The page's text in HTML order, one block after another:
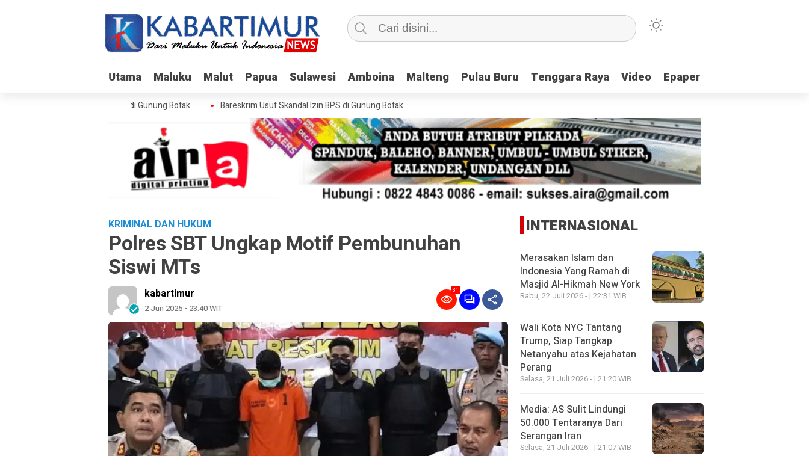
Utama Maluku Malut Papua Sulawesi Amboina Malteng Pulau Buru Tenggara Raya Video Epaper
Utama Maluku Malut Papua Sulawesi Amboina Malteng Pulau Buru Tenggara Raya Video Epaper
Usut Skandal Izin BPS di Gunung Botak Bareskrim Usut Skandal Izin BPS di Gunung Botak
KRIMINAL DAN HUKUM
Polres SBT Ungkap Motif Pembunuhan
Siswi MTs
kabartimur
2 Jun 2025 - 23:40 WIT
31
INTERNASIONAL
Merasakan Islam dan
Indonesia Yang Ramah di
Masjid Al-Hikmah New York
Rabu, 22 Juli 2026 - | 22:31 WIB
Wali Kota NYC Tantang
Trump, Siap Tangkap
Netanyahu atas Kejahatan
Perang
Selasa, 21 Juli 2026 - | 21:20 WIB
Media: AS Sulit Lindungi
50.000 Tentaranya Dari
Serangan Iran
Selasa, 21 Juli 2026 - | 21:07 WIB